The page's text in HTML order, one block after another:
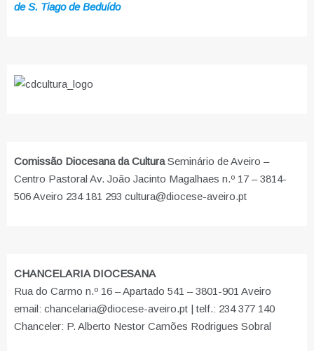
de S. Tiago de Beduído
Comissão Diocesana da CulturaSeminário de Aveiro –
Centro Pastoral Av. João Jacinto Magalhaes n.º 17 – 3814-
506 Aveiro 234 181 293 cultura@diocese-aveiro.pt
CHANCELARIA DIOCESANA
Rua do Carmo n.º 16 – Apartado 541 – 3801-901 Aveiro
email: chancelaria@diocese-aveiro.pt | telf.: 234 377 140
Chanceler: P. Alberto Nestor Camões Rodrigues Sobral